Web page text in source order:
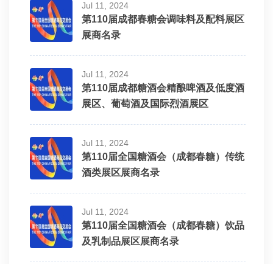
Jul 11, 2024
第110届成都春糖会调味料及配料展区
展商名录
Jul 11, 2024
第110届成都糖酒会精酿啤酒及低度酒
展区、葡萄酒及国际烈酒展区
Jul 11, 2024
第110届全国糖酒会（成都春糖）传统
酒类展区展商名录
Jul 11, 2024
第110届全国糖酒会（成都春糖）饮品
及乳制品展区展商名录